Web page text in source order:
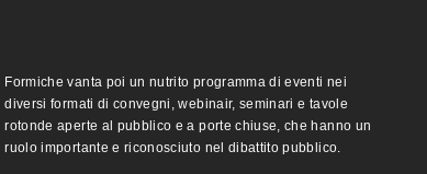
Formiche vanta poi un nutrito programma di eventi nei
diversi formati di convegni, webinair, seminari e tavole
rotonde aperte al pubblico e a porte chiuse, che hanno un
ruolo importante e riconosciuto nel dibattito pubblico.